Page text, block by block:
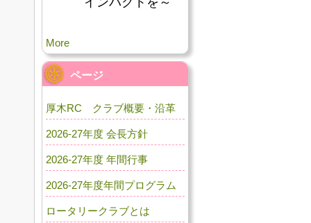
More
ページ
厚木RC クラブ概要・沿革
2026-27年度 会長方針
2026-27年度 年間行事
2026-27年度年間プログラム
ロータリークラブとは